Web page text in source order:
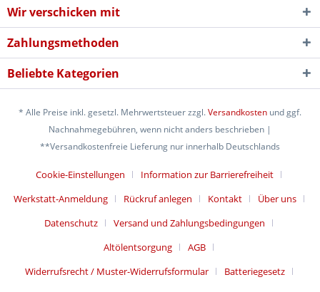
Wir verschicken mit
Zahlungsmethoden
Beliebte Kategorien
* Alle Preise inkl. gesetzl. Mehrwertsteuer zzgl.Versandkosten und ggf.
Nachnahmegebühren, wenn nicht anders beschrieben |
**Versandkostenfreie Lieferung nur innerhalb Deutschlands
Cookie-Einstellungen
Information zur Barrierefreiheit
Werkstatt-Anmeldung
Rückruf anlegen Kontakt
Über uns
Datenschutz
Versand und Zahlungsbedingungen
Altölentsorgung
AGB
Widerrufsrecht / Muster-Widerrufsformular
Batteriegesetz